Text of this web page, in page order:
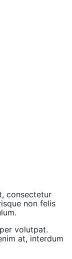
consectetur
non felis
volutpat.
at, interdum